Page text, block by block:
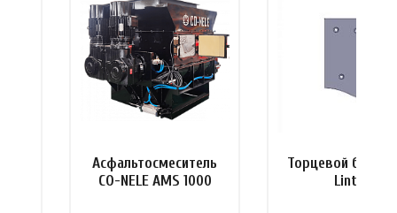
Асфальтосмеситель
CO-NELE AMS 1000
Торцевой
Lintec